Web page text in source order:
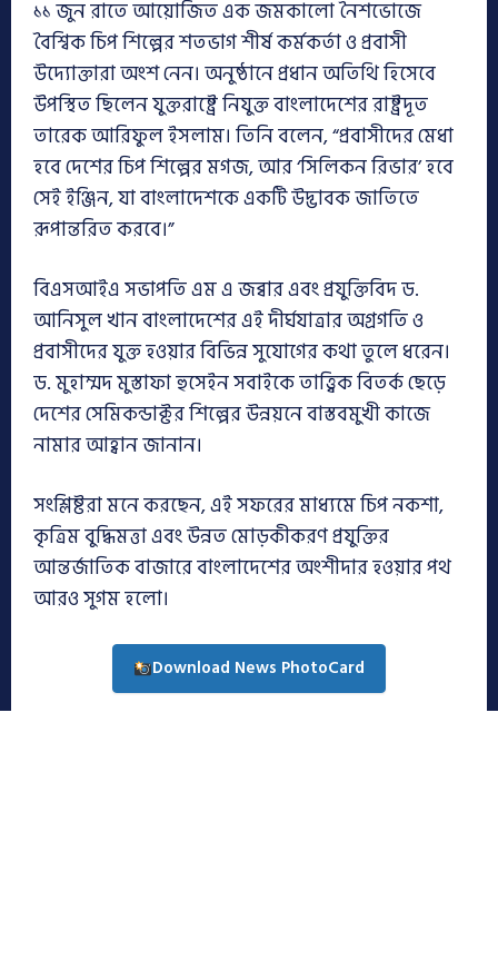
১১ জুন রাতে আয়োজিত এক জমকালো নৈশভোজে
বৈশ্বিক চিপ শিল্পের শতভাগ শীর্ষ কর্মকর্তা ও প্রবাসী
উদ্যোক্তারা অংশ নেন। অনুষ্ঠানে প্রধান অতিথি হিসেবে
উপস্থিত ছিলেন যুক্তরাষ্ট্রে নিযুক্ত বাংলাদেশের রাষ্ট্রদূত
তারেক আরিফুল ইসলাম। তিনি বলেন, “প্রবাসীদের মেধা
হবে দেশের চিপ শিল্পের মগজ, আর ‘সিলিকন রিভার’ হবে
সেই ইঞ্জিন, যা বাংলাদেশকে একটি উদ্ভাবক জাতিতে
রূপান্তরিত করবে।”
বিএসআইএ সভাপতি এম এ জব্বার এবং প্রযুক্তিবিদ ড.
আনিসুল খান বাংলাদেশের এই দীর্ঘযাত্রার অগ্রগতি ও
প্রবাসীদের যুক্ত হওয়ার বিভিন্ন সুযোগের কথা তুলে ধরেন।
ড. মুহাম্মদ মুস্তাফা হুসেইন সবাইকে তাত্ত্বিক বিতর্ক ছেড়ে
দেশের সেমিকন্ডাক্টর শিল্পের উন্নয়নে বাস্তবমুখী কাজে
নামার আহ্বান জানান।
সংশ্লিষ্টরা মনে করছেন, এই সফরের মাধ্যমে চিপ নকশা,
কৃত্রিম বুদ্ধিমত্তা এবং উন্নত মোড়কীকরণ প্রযুক্তির
আন্তর্জাতিক বাজারে বাংলাদেশের অংশীদার হওয়ার পথ
আরও সুগম হলো।
Download News PhotoCard